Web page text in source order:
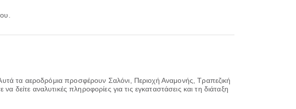
τα αεροδρόμια προσφέρουν Σαλόνι, Περιοχή Αναμονής, Τραπεζική
αναλυτικές πληροφορίες για τις εγκαταστάσεις και τη διάταξη